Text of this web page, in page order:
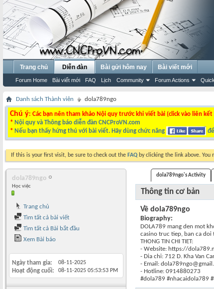
Trang chủ Diễn đàn
Forum Home Bài viết mới FAQ Lịch Community Forum Actions
Bài gửi hôm nay Bài viết mới
Danh sách Thành viên dola789ngo
Chú ý: Các bạn nên tham khảo Nội quy trước khi viết bài (click vào liên
* Nội quy và Thông báo diễn đàn CNCProVN.com
* Nếu bạn thấy hứng thú với bài viết. Hãy dùng chức năng
If this is your first visit, be sure to check out the FAQ by clicking the link above. You
dola789ngo
Học việc
Trang chủ
Tìm tất cả bài viết
Tìm tất cả Bài bắt đầu
Xem Bài báo
Ngày tham gia 08-11-2025
Hoạt động cuối 08-11-2025 05:53:53 PM
dola789ngo's Activity
Thông tin cơ bản
Về dola789ngo
Biography:
DOLA789 mang den mot
casino truc tiep, ban ca doi
THONG TIN CHI TIET:
- Website: https://
- Dia chi: 712 D. Kha Van
- Email:
- Hotline: 0914880273
#dola789 #nhacaidola789